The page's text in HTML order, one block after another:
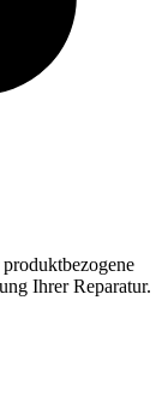
Ihrer Reparatur.